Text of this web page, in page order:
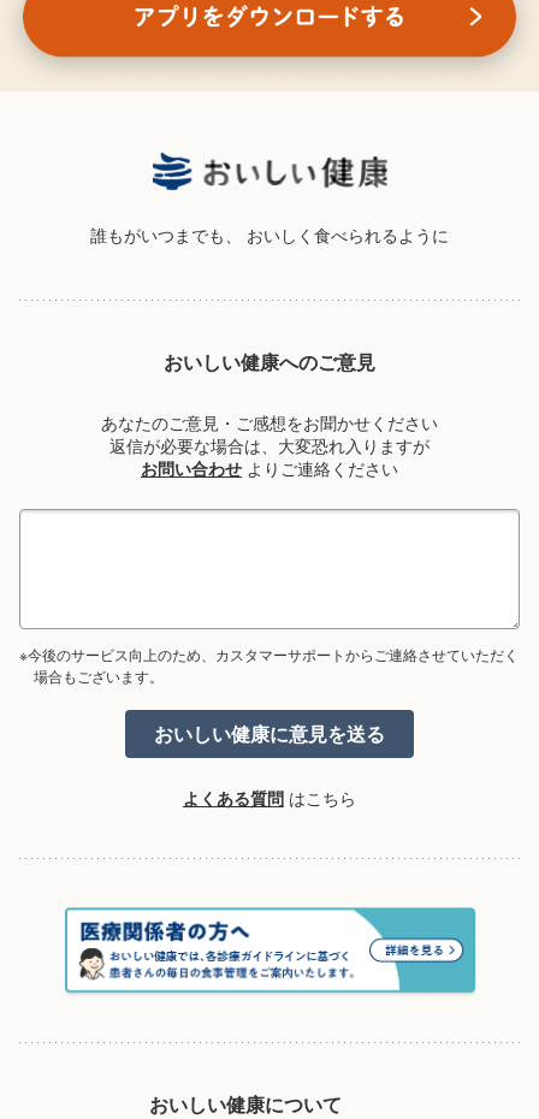
誰もがいつまでも、 おいしく食べられるように
おいしい健康へのご意見
あなたのご意見・ご感想をお聞かせください
返信が必要な場合は、大変恐れ入りますが
お問い合わせ よりご連絡ください
※今後のサービス向上のため、カスタマーサポートからご連絡させていただく
場合もございます。
よくある質問 はこちら
おいしい健康について